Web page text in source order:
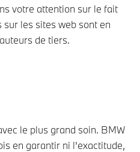
votre attention sur le fait
les sites web sont en
de tiers.
le plus grand soin. BMW
en garantir ni l'exactitude,